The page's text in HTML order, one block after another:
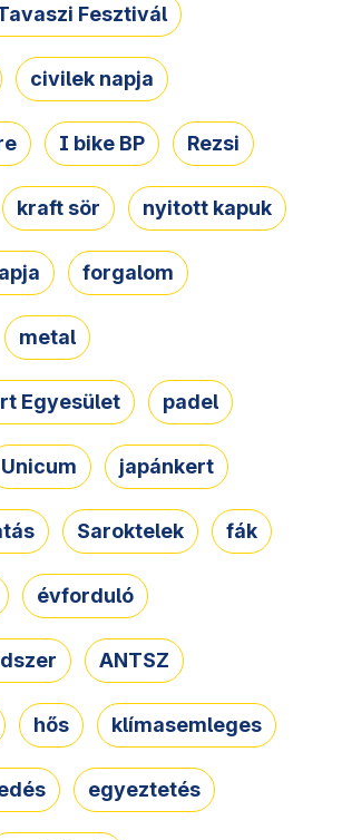
Fesztivál
civilek napja
I bike BP Rezsi
kraft sör nyitott kapuk
forgalom
metal
Egyesület padel
Unicum japánkert
Saroktelek fák
évforduló
ANTSZ
hős klímasemleges
egyeztetés